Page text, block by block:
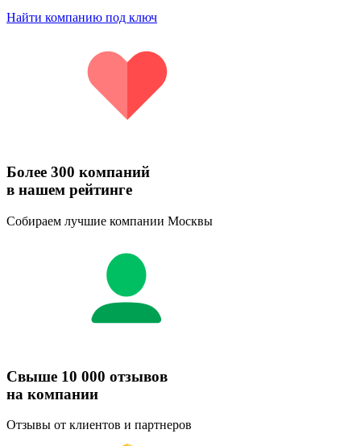
Найти компанию под ключ
Более 300 компаний
в нашем рейтинге
Собираем лучшие компании Москвы
Свыше 10 000 отзывов
на компании
Отзывы от клиентов и партнеров